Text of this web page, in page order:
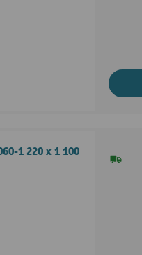
1 220 x 1 100